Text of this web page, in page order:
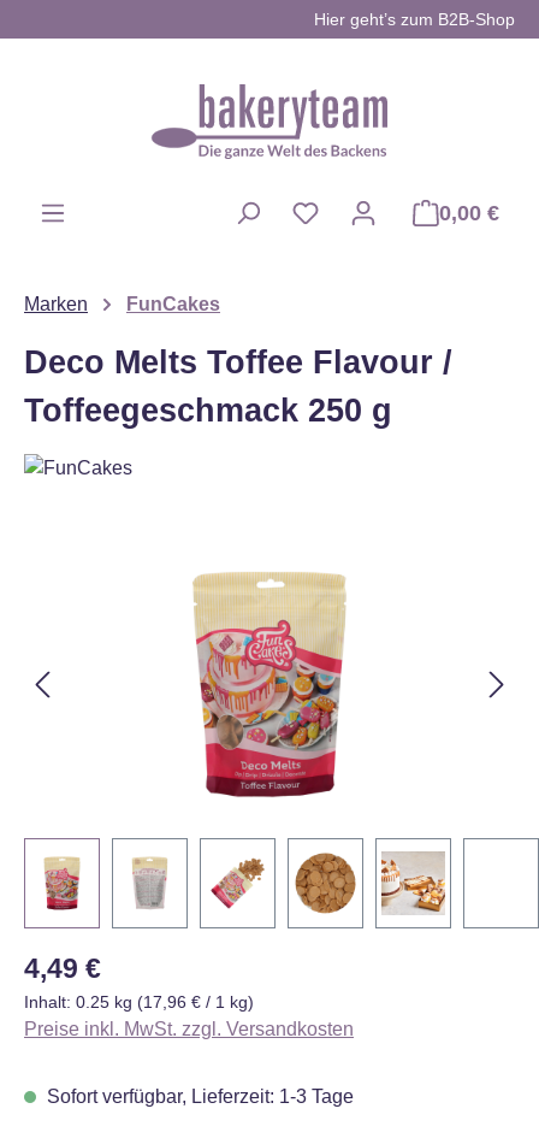
Hier geht’s zum B2B-Shop
0,00 €
Marken FunCakes
Deco Melts Toffee Flavour /
Toffeegeschmack 250 g
Regulärer Preis:
4,49 €
Inhalt: 0.25 kg (17,96 € / 1 kg)
Preise inkl. MwSt. zzgl. Versandkosten
Sofort verfügbar, Lieferzeit: 1-3 Tage